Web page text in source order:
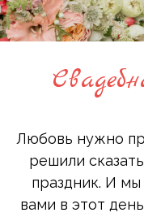
Любовь нужно
решили
праздник. И
вами в этот